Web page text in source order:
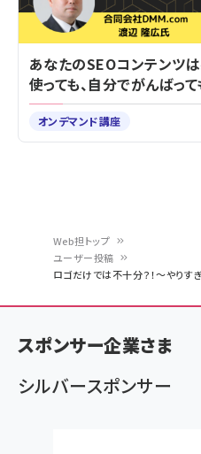
ン
く
ず
Web担トップ
ユーザー投稿
ロゴだけでは不十分？！～やりす
あなたのSEOコンテンツ
使っても、自分でがんばって
オンデマンド講座
スポンサー企業さま
シルバースポンサー